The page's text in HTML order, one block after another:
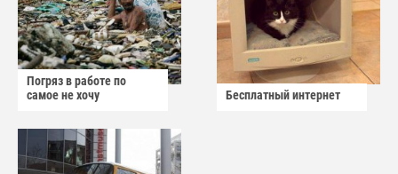
Погряз в работе по
самое не хочу
Бесплатный интернет